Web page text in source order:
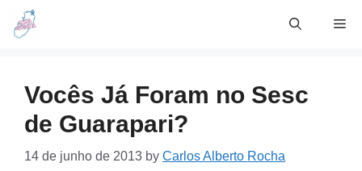
Skip
Vocês Já Foram no Sesc
de Guarapari?
14 de junho de 2013 by Carlos Alberto Rocha